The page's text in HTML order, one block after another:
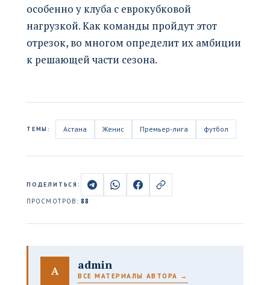
особенно у клуба с еврокубковой
нагрузкой. Как команды пройдут этот
отрезок, во многом определит их амбиции
к решающей части сезона.
ТЕМЫ: Астана Женис Премьер-лига футбол
ПОДЕЛИТЬСЯ:
ПРОСМОТРОВ:88
A admin
ВСЕ МАТЕРИАЛЫ АВТОРА →